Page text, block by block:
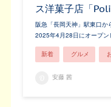
ス洋菓子店「Poli
阪急「長岡天神」駅東口
2025年4月28日にオープ
新着 グルメ
安藤 茜